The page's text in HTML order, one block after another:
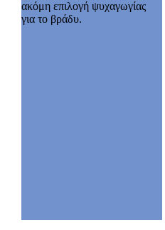
ακόμη επιλογή ψυχαγωγίας
για το βράδυ.